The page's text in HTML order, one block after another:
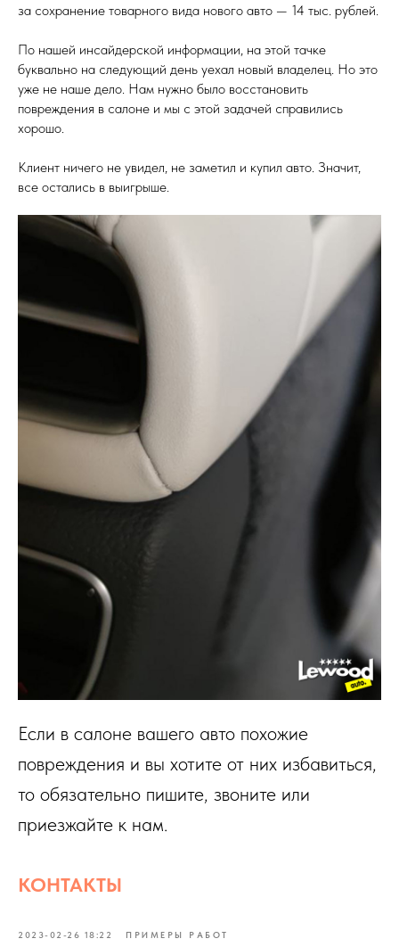
за сохранение товарного вида нового авто — 14 тыс. рублей.
По нашей инсайдерской информации, на этой тачке
буквально на следующий день уехал новый владелец. Но это
уже не наше дело. Нам нужно было восстановить
повреждения в салоне и мы с этой задачей справились
хорошо.
Клиент ничего не увидел, не заметил и купил авто. Значит,
все остались в выигрыше.
Если в салоне вашего авто похожие
повреждения и вы хотите от них избавиться,
то обязательно пишите, звоните или
приезжайте к нам.
КОНТАКТЫ
2023-02-26 18:22 ПРИМЕРЫ РАБОТ